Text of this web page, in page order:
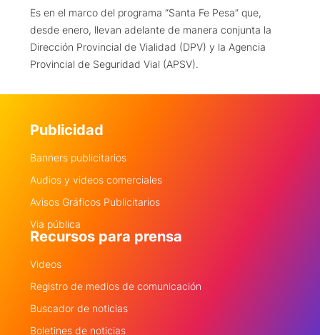
Es en el marco del programa “Santa Fe Pesa” que,
desde enero, llevan adelante de manera conjunta la
Dirección Provincial de Vialidad (DPV) y la Agencia
Provincial de Seguridad Vial (APSV).
Publicidad
Banners publicitarios
Audios y videos comerciales
Avisos Gráficos Publicitarios
Via pública
Recursos para prensa
Videos
Registro de medios de comunicación
Buscador de noticias
Boletines de noticias